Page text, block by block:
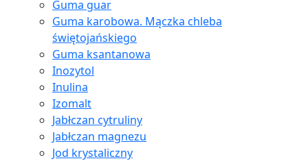
Guma guar
Guma karobowa. Mączka chleba
świętojańskiego
Guma ksantanowa
Inozytol
Inulina
Izomalt
Jabłczan cytruliny
Jabłczan magnezu
Jod krystaliczny